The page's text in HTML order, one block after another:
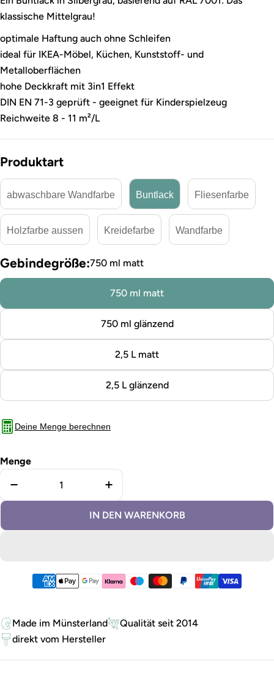
klassische Mittelgrau!
optimale Haftung auch ohne Schleifen
ideal für IKEA-Möbel, Küchen, Kunststoff- und
Metalloberflächen
hohe Deckkraft mit 3in1 Effekt
DIN EN 71-3 geprüft - geeignet für Kinderspielzeug
Reichweite 8 - 11 m²/L
Produktart
abwaschbare Wandfarbe Buntlack Fliesenfarbe
Holzfarbe aussen Kreidefarbe Wandfarbe
Gebindegröße:750 ml matt
750 ml matt
750 ml glänzend
2,5 L matt
2,5 L glänzend
Deine Menge berechnen
Menge
Menge für Buntlack Silbergrau verringern
Menge für Buntlack Silbergrau
IN DEN WARENKORB
Zahlungsmethoden
Made im Münsterland
Qualität seit 2014
direkt vom Hersteller